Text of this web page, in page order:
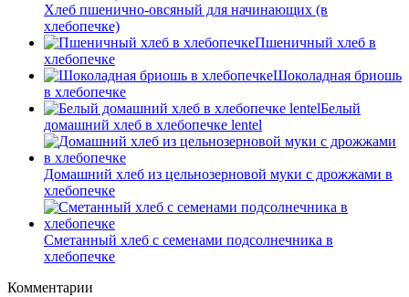
Хлеб пшенично-овсяный для начинающих (в
хлебопечке)
Пшеничный хлеб в
хлебопечке
Шоколадная бриошь
в хлебопечке
Белый
домашний хлеб в хлебопечке lentel
Домашний хлеб из цельнозерновой муки с дрожжами в
хлебопечке
Сметанный хлеб с семенами подсолнечника в
хлебопечке
Комментарии